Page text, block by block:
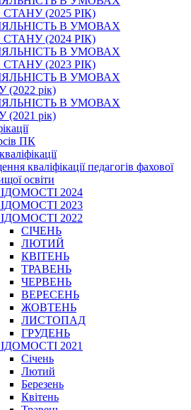
(2025 РІК)
В УМОВАХ
(2024 РІК)
В УМОВАХ
(2023 РІК)
В УМОВАХ
рік)
В УМОВАХ
рік)
ПК
кваліфікації педагогів фахової
освіти
2024
2023
2022
СІЧЕНЬ
ЛЮТИЙ
КВІТЕНЬ
ТРАВЕНЬ
ЧЕРВЕНЬ
ВЕРЕСЕНЬ
ЖОВТЕНЬ
ЛИСТОПАД
ГРУДЕНЬ
2021
Січень
Лютий
Березень
Квітень